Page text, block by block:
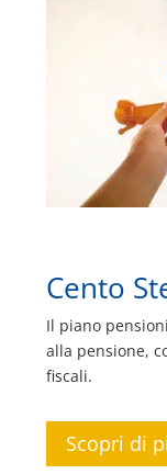
Cento
Il piano
alla pensione,
fiscali.
Scopri di